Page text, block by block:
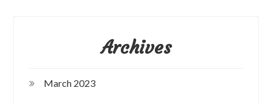
Archives
March 2023